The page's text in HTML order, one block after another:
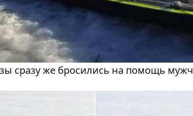
сразу же бросились на помощь